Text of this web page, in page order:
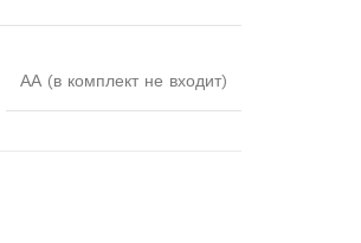
АА (в комплект не входит)